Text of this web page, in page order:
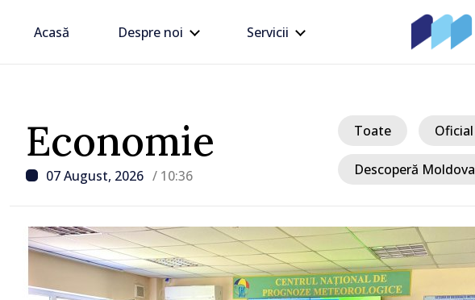
Acasă Despre noi Servicii
Economie
07 August, 2026 / 10:36
Toate Oficial
Descoperă Moldova
/ Acum 32 minute